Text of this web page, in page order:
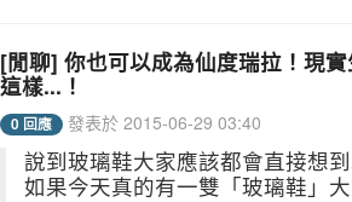
[閒聊] 你也可以成為仙度瑞拉！現
這樣...！
0 回應 發表於 2015-06-29 03:40
說到玻璃鞋大家應該都會直接
如果今天真的有一雙「玻璃鞋」